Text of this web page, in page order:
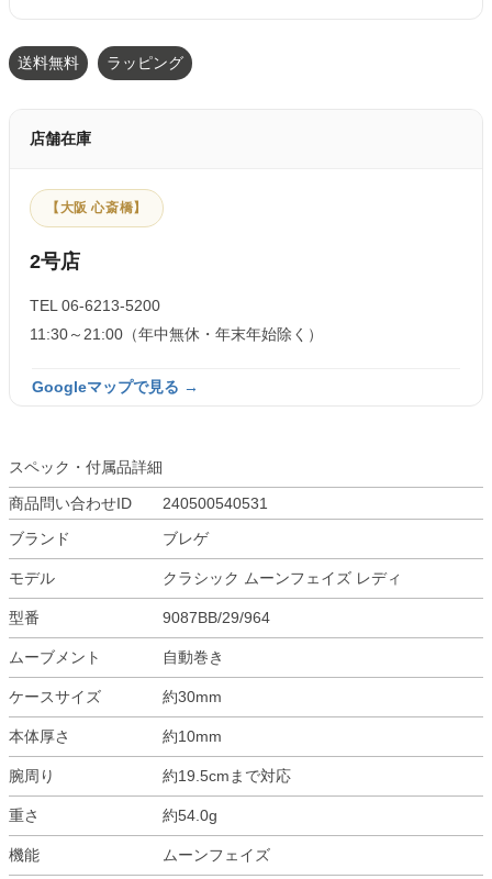
送料無料 ラッピング
店舗在庫
【大阪 心斎橋】
2号店
TEL 06-6213-5200
11:30～21:00（年中無休・年末年始除く）
Googleマップで見る →
スペック・付属品詳細
商品問い合わせID
240500540531
ブランド
ブレゲ
モデル クラシック ムーンフェイズ レディ
型番 9087BB/29/964
ムーブメント 自動巻き
ケースサイズ 約30mm
本体厚さ 約10mm
腕周り 約19.5cmまで対応
重さ 約54.0g
機能 ムーンフェイズ